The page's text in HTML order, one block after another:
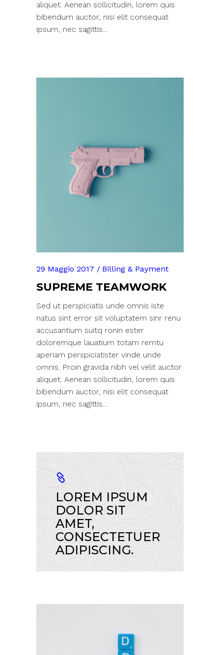
aliquet. Aenean sollicitudin, lorem quis
bibendum auctor, nisi elit consequat
ipsum, nec sagittis...
29 Maggio 2017 Billing & Payment
SUPREME TEAMWORK
Sed ut perspiciatis unde omnis iste
natus sint error sit voluptatem sinr renu
accusantium suitq ronin ester
doloremque lauatium totam remtu
aperiam perspiciatister vinde unde
omnis. Proin gravida nibh vel velit auctor
aliquet. Aenean sollicitudin, lorem quis
bibendum auctor, nisi elit consequat
ipsum, nec sagittis...
LOREM IPSUM
DOLOR SIT
AMET,
CONSECTETUER
ADIPISCING.